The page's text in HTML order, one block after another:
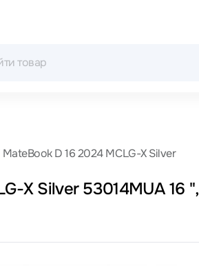
D 16 2024 MCLG-X Silver
X Silver 53014MUA 16 ",